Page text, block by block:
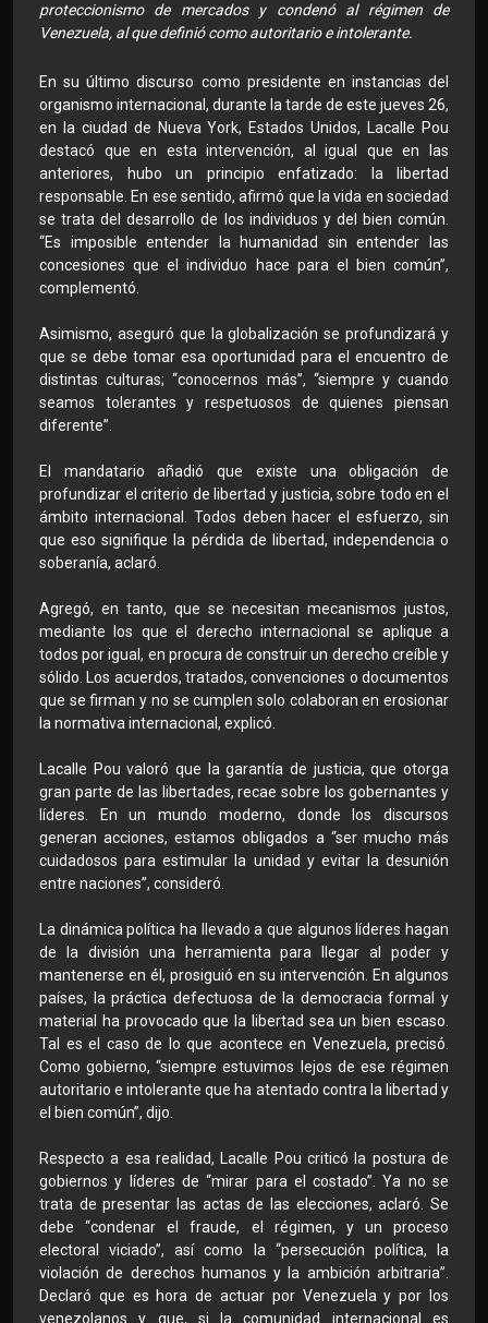
proteccionismo de mercados y condenó al régimen de
Venezuela, al que definió como autoritario e intolerante.
En su último discurso como presidente en instancias del
organismo internacional, durante la tarde de este jueves 26,
en la ciudad de Nueva York, Estados Unidos, Lacalle Pou
destacó que en esta intervención, al igual que en las
anteriores, hubo un principio enfatizado: la libertad
responsable. En ese sentido, afirmó que la vida en sociedad
se trata del desarrollo de los individuos y del bien común.
“Es imposible entender la humanidad sin entender las
concesiones que el individuo hace para el bien común”,
complementó.
Asimismo, aseguró que la globalización se profundizará y
que se debe tomar esa oportunidad para el encuentro de
distintas culturas; “conocernos más”, “siempre y cuando
seamos tolerantes y respetuosos de quienes piensan
diferente”.
El mandatario añadió que existe una obligación de
profundizar el criterio de libertad y justicia, sobre todo en el
ámbito internacional. Todos deben hacer el esfuerzo, sin
que eso signifique la pérdida de libertad, independencia o
soberanía, aclaró.
Agregó, en tanto, que se necesitan mecanismos justos,
mediante los que el derecho internacional se aplique a
todos por igual, en procura de construir un derecho creíble y
sólido. Los acuerdos, tratados, convenciones o documentos
que se firman y no se cumplen solo colaboran en erosionar
la normativa internacional, explicó.
Lacalle Pou valoró que la garantía de justicia, que otorga
gran parte de las libertades, recae sobre los gobernantes y
líderes. En un mundo moderno, donde los discursos
generan acciones, estamos obligados a “ser mucho más
cuidadosos para estimular la unidad y evitar la desunión
entre naciones”, consideró.
La dinámica política ha llevado a que algunos líderes hagan
de la división una herramienta para llegar al poder y
mantenerse en él, prosiguió en su intervención. En algunos
países, la práctica defectuosa de la democracia formal y
material ha provocado que la libertad sea un bien escaso.
Tal es el caso de lo que acontece en Venezuela, precisó.
Como gobierno, “siempre estuvimos lejos de ese régimen
autoritario e intolerante que ha atentado contra la libertad y
el bien común”, dijo.
Respecto a esa realidad, Lacalle Pou criticó la postura de
gobiernos y líderes de “mirar para el costado”. Ya no se
trata de presentar las actas de las elecciones, aclaró. Se
debe “condenar el fraude, el régimen, y un proceso
electoral viciado”, así como la “persecución política, la
violación de derechos humanos y la ambición arbitraria”.
Declaró que es hora de actuar por Venezuela y por los
venezolanos y que, si la comunidad internacional es